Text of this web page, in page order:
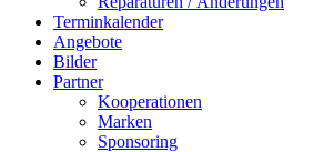
Terminkalender
Angebote
Bilder
Partner
Kooperationen
Marken
Sponsoring